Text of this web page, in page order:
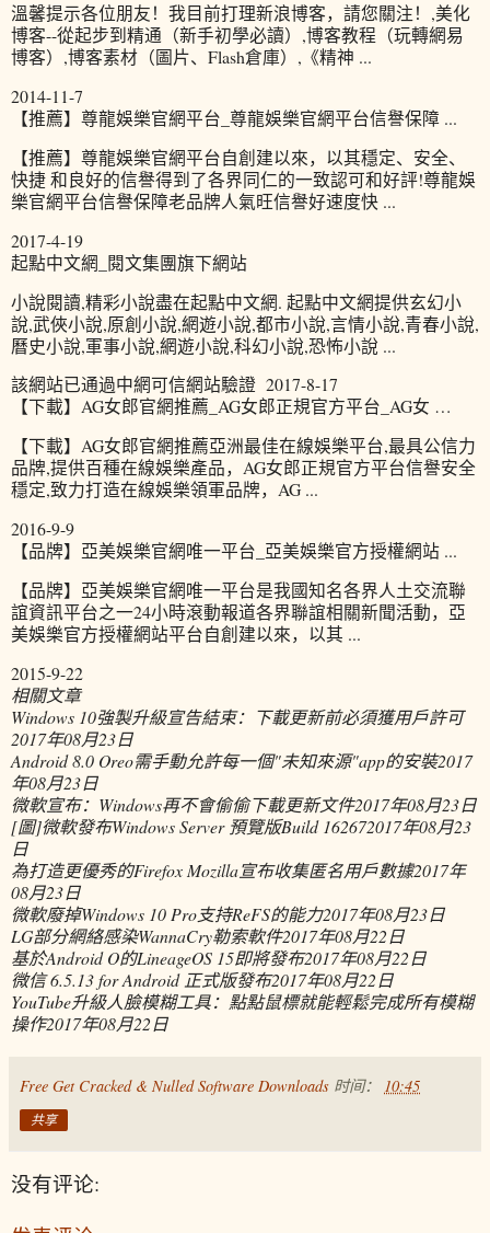
溫馨提示各位朋友！我目前打理新浪博客，請您關注！,美化
博客--從起步到精通（新手初學必讀）,博客教程（玩轉網易
博客）,博客素材（圖片、Flash倉庫）,《精神 ...
2014-11-7
【推薦】尊龍娛樂官網平台_尊龍娛樂官網平台信譽保障 ...
【推薦】尊龍娛樂官網平台自創建以來，以其穩定、安全、
快捷 和良好的信譽得到了各界同仁的一致認可和好評!尊龍娛
樂官網平台信譽保障老品牌人氣旺信譽好速度快 ...
2017-4-19
起點中文網_閱文集團旗下網站
小說閱讀,精彩小說盡在起點中文網. 起點中文網提供玄幻小
說,武俠小說,原創小說,網遊小說,都市小說,言情小說,青春小說,
曆史小說,軍事小說,網遊小說,科幻小說,恐怖小說 ...
該網站已通過中網可信網站驗證 2017-8-17
【下載】AG女郎官網推薦_AG女郎正規官方平台_AG女 …
【下載】AG女郎官網推薦亞洲最佳在線娛樂平台,最具公信力
品牌,提供百種在線娛樂產品，AG女郎正規官方平台信譽安全
穩定,致力打造在線娛樂領軍品牌，AG ...
2016-9-9
【品牌】亞美娛樂官網唯一平台_亞美娛樂官方授權網站 ...
【品牌】亞美娛樂官網唯一平台是我國知名各界人土交流聯
誼資訊平台之一24小時滾動報道各界聯誼相關新聞活動，亞
美娛樂官方授權網站平台自創建以來，以其 ...
2015-9-22
相關文章
Windows 10強製升級宣告結束：下載更新前必須獲用戶許可
2017年08月23日
Android 8.0 Oreo需手動允許每一個"未知來源"app的安裝2017
年08月23日
微軟宣布：Windows再不會偷偷下載更新文件2017年08月23日
[圖]微軟發布Windows Server 預覽版Build 162672017年08月23
日
為打造更優秀的Firefox Mozilla宣布收集匿名用戶數據2017年
08月23日
微軟廢掉Windows 10 Pro支持ReFS的能力2017年08月23日
LG部分網絡感染WannaCry勒索軟件2017年08月22日
基於Android O的LineageOS 15即將發布2017年08月22日
微信 6.5.13 for Android 正式版發布2017年08月22日
YouTube升級人臉模糊工具：點點鼠標就能輕鬆完成所有模糊
操作2017年08月22日
Free Get Cracked & Nulled Software Downloads 时间： 10:45
共享
没有评论: